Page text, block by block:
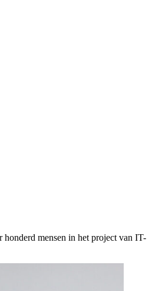
mensen in het project van IT-